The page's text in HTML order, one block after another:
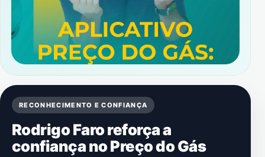
RECONHECIMENTO E CONFIANÇA
Rodrigo Faro reforça a
confiança no Preço do Gás